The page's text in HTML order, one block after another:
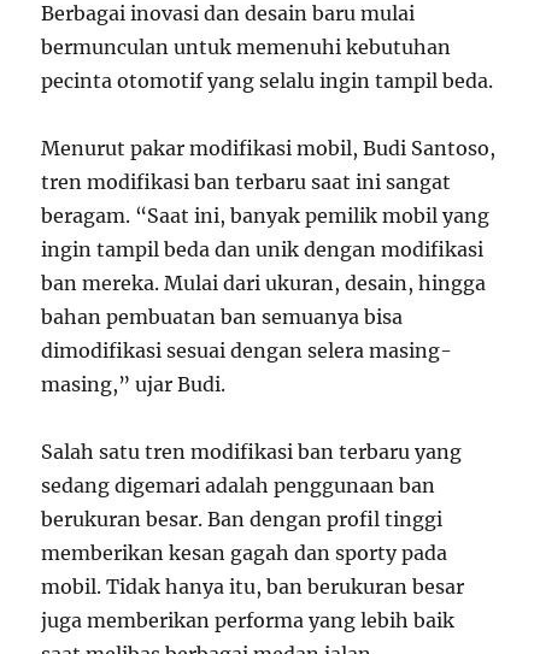
Berbagai inovasi dan desain baru mulai
bermunculan untuk memenuhi kebutuhan
pecinta otomotif yang selalu ingin tampil beda.
Menurut pakar modifikasi mobil, Budi Santoso,
tren modifikasi ban terbaru saat ini sangat
beragam. “Saat ini, banyak pemilik mobil yang
ingin tampil beda dan unik dengan modifikasi
ban mereka. Mulai dari ukuran, desain, hingga
bahan pembuatan ban semuanya bisa
dimodifikasi sesuai dengan selera masing-
masing,” ujar Budi.
Salah satu tren modifikasi ban terbaru yang
sedang digemari adalah penggunaan ban
berukuran besar. Ban dengan profil tinggi
memberikan kesan gagah dan sporty pada
mobil. Tidak hanya itu, ban berukuran besar
juga memberikan performa yang lebih baik